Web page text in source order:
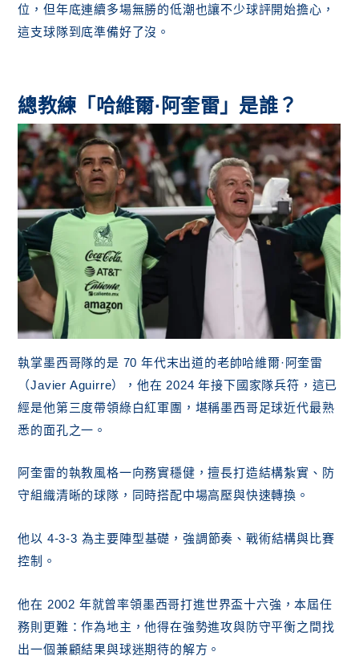
位，但年底連續多場無勝的低潮也讓不少球評開始擔心，
這支球隊到底準備好了沒。
總教練「哈維爾·阿奎雷」是誰？
執掌墨西哥隊的是 70 年代末出道的老帥哈維爾·阿奎雷
（Javier Aguirre），他在 2024 年接下國家隊兵符，這已
經是他第三度帶領綠白紅軍團，堪稱墨西哥足球近代最熟
悉的面孔之一。
阿奎雷的執教風格一向務實穩健，擅長打造結構紮實、防
守組織清晰的球隊，同時搭配中場高壓與快速轉換。
他以 4-3-3 為主要陣型基礎，強調節奏、戰術結構與比賽
控制。
他在 2002 年就曾率領墨西哥打進世界盃十六強，本屆任
務則更難：作為地主，他得在強勢進攻與防守平衡之間找
出一個兼顧結果與球迷期待的解方。